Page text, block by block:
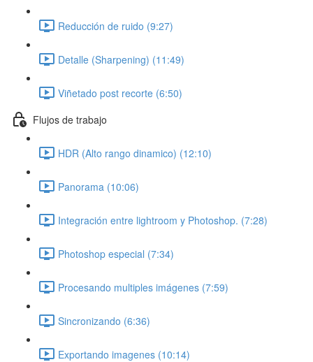
Reducción de ruido (9:27)
Detalle (Sharpening) (11:49)
Viñetado post recorte (6:50)
Flujos de trabajo
HDR (Alto rango dinamico) (12:10)
Panorama (10:06)
Integración entre lightroom y Photoshop. (7:28)
Photoshop especial (7:34)
Procesando multiples imágenes (7:59)
Sincronizando (6:36)
Exportando imagenes (10:14)